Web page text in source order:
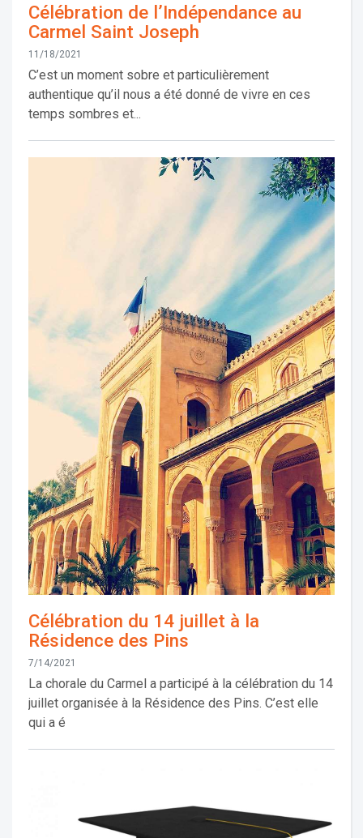
Célébration de l’Indépendance au
Carmel Saint Joseph
11/18/2021
C’est un moment sobre et particulièrement
authentique qu’il nous a été donné de vivre en ces
temps sombres et...
Célébration du 14 juillet à la
Résidence des Pins
7/14/2021
La chorale du Carmel a participé à la célébration du 14
juillet organisée à la Résidence des Pins. C’est elle
qui a é